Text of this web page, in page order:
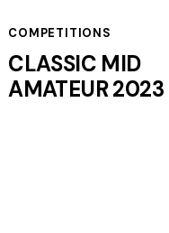
COMPETITIONS
CLASSIC MID
AMATEUR 2023